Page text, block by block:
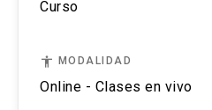
salud.
La interrogación
Curso
accessibility MODALIDAD
Online - Clases en vivo